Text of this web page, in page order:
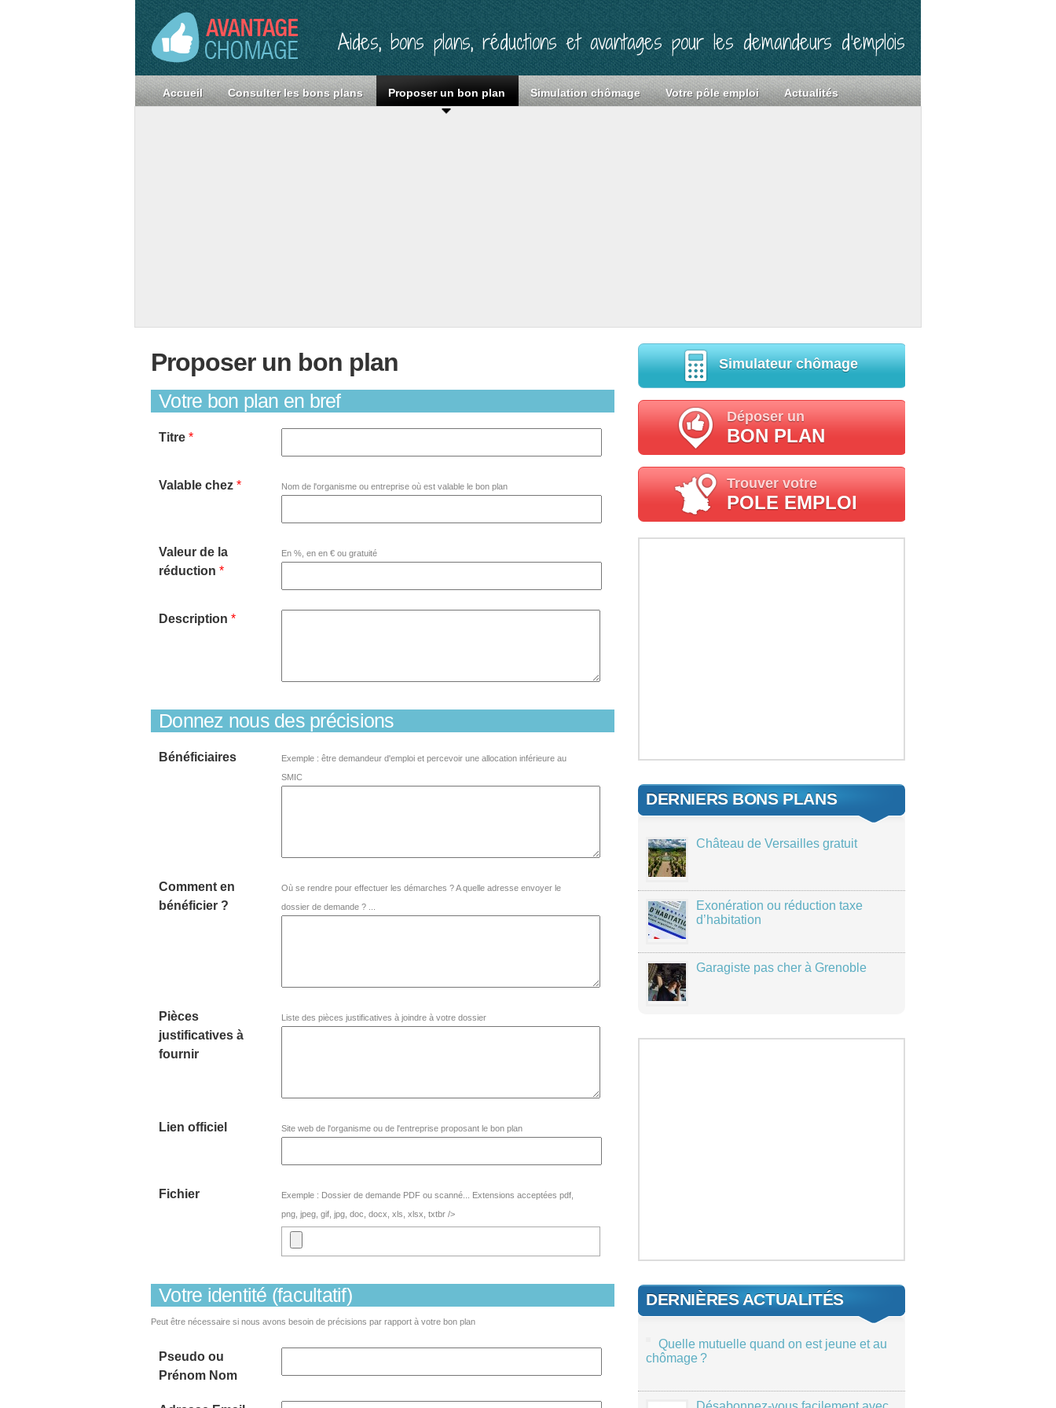
Aides, bons plans, réductions et avantages pour les demandeurs d’emplois
Accueil Consulter les bons plans Proposer un bon plan Simulation chômage Votre pôle emploi Actualités
Proposer un bon plan
Votre bon plan en bref
Titre *
Valable chez * Nom de l'organisme ou entreprise où est valable le bon plan
Valeur de la
réduction *
En %, en en € ou gratuité
Description *
Donnez nous des précisions
Bénéficiaires
Exemple : être demandeur d'emploi et percevoir une allocation inférieure au
SMIC
Comment en
bénéficier ?
Où se rendre pour effectuer les démarches ? A quelle adresse envoyer le
dossier de demande ? ...
Pièces
justificatives à
fournir
Liste des pièces justificatives à joindre à votre dossier
Lien officiel Site web de l'organisme ou de l'entreprise proposant le bon plan
Fichier
Exemple : Dossier de demande PDF ou scanné... Extensions acceptées pdf,
png, jpeg, gif, jpg, doc, docx, xls, xlsx, txtbr />
Votre identité (facultatif)
Peut être nécessaire si nous avons besoin de précisions par rapport à votre bon plan
Pseudo ou
Prénom Nom
Simulateur chômage
Déposer un
BON PLAN
Trouver votre
POLE EMPLOI
DERNIERS BONS PLANS
Château de Versailles gratuit
Exonération ou réduction taxe
d’habitation
Garagiste pas cher à Grenoble
DERNIÈRES ACTUALITÉS
Quelle mutuelle quand on est jeune et au
chômage ?